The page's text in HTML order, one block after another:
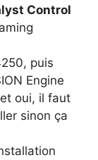
Control
puis
Engine
oui, il faut
sinon ça